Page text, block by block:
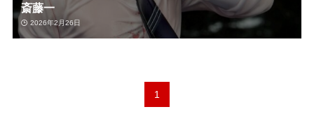
斎藤一
2026年2月26日
1